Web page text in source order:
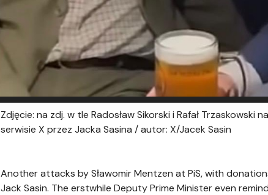
Zdjęcie: na zdj. w tle Radosław Sikorski i Rafał
serwisie X przez Jacka Sasina / autor: X/Jacek Sasin
Another attacks by Sławomir Mentzen at PiS, with
Jack Sasin. The erstwhile Deputy Prime Minister even